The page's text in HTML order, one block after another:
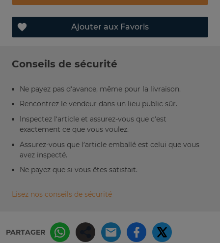
Ajouter aux Favoris
Conseils de sécurité
Ne payez pas d’avance, même pour la livraison.
Rencontrez le vendeur dans un lieu public sûr.
Inspectez l’article et assurez-vous que c’est
exactement ce que vous voulez.
Assurez-vous que l’article emballé est celui que vous
avez inspecté.
Ne payez que si vous êtes satisfait.
Lisez nos conseils de sécurité
PARTAGER